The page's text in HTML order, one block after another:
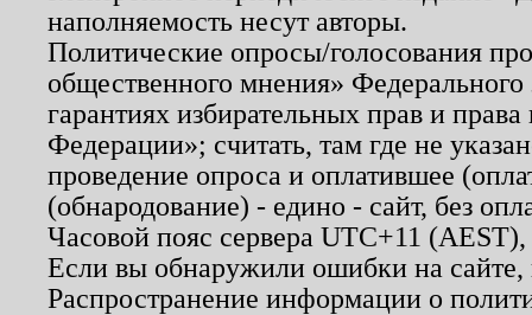
наполняемость несут авторы.
Политические опросы/голосования
общественного мнения»
гарантиях избирательных прав и
Федерации»; считать, там где не
проведение опроса и оплатившее
(обнародование) - едино - сайт, без
Часовой пояс сервера UTC+11
Если вы обнаружили ошибки на
Распространение информации о